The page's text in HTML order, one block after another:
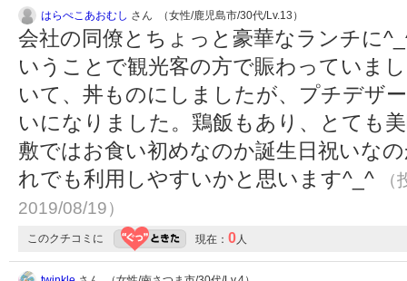
はらぺこあおむし さん （女性/鹿児島市/30代/Lv.13）
会社の同僚とちょっと豪華なランチに
いうことで観光客の方で賑わっていま
いて、丼ものにしましたが、プチデザ
いになりました。鶏飯もあり、とても
敷ではお食い初めなのか誕生日祝いな
れでも利用しやすいかと思います^_^
2019/08/19）
このクチコミに 現在： 0人